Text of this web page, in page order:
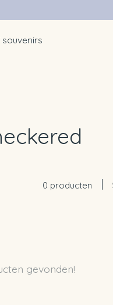
souvenirs
0 producten
gevonden!